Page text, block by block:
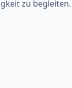
zu begleiten.